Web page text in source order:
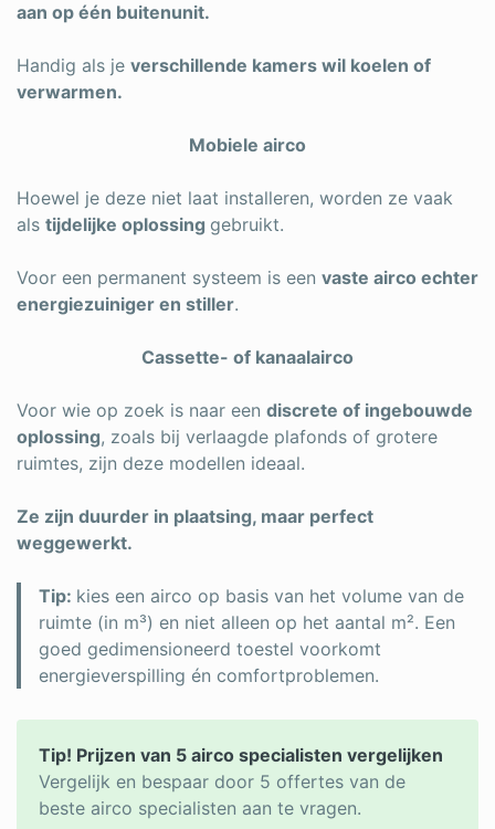
aan op één buitenunit.
Handig als je verschillende kamers wil koelen of
verwarmen.
Mobiele airco
Hoewel je deze niet laat installeren, worden ze vaak
als tijdelijke oplossing gebruikt.
Voor een permanent systeem is een vaste airco echter
energiezuiniger en stiller.
Cassette- of kanaalairco
Voor wie op zoek is naar een discrete of ingebouwde
oplossing, zoals bij verlaagde plafonds of grotere
ruimtes, zijn deze modellen ideaal.
Ze zijn duurder in plaatsing, maar perfect
weggewerkt.
Tip: kies een airco op basis van het volume van de
ruimte (in m³) en niet alleen op het aantal m². Een
goed gedimensioneerd toestel voorkomt
energieverspilling én comfortproblemen.
Tip! Prijzen van 5 airco specialisten vergelijken
Vergelijk en bespaar door 5 offertes van de
beste airco specialisten aan te vragen.